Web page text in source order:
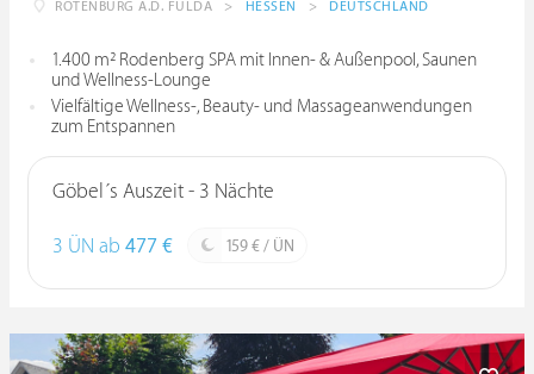
ROTENBURG A.D. FULDA > HESSEN > DEUTSCHLAND
1.400 m² Rodenberg SPA mit Innen- & Außenpool, Saunen
und Wellness-Lounge
Vielfältige Wellness-, Beauty- und Massageanwendungen
zum Entspannen
Göbel´s Auszeit - 3 Nächte
3 ÜN ab 477 € 159 € / ÜN